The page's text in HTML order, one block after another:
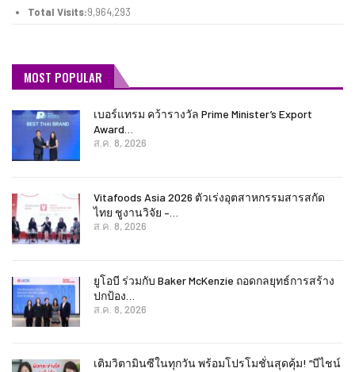
Total Visits:9,964,293
MOST POPULAR
เบอร์แทรม คว้ารางวัล Prime Minister’s Export
Award…
ส.ค. 8, 2026
Vitafoods Asia 2026 ตัวเร่งอุตสาหกรรมสารสกัด
ไทย ชูงานวิจัย –…
ส.ค. 8, 2026
ยูโอบี ร่วมกับ Baker McKenzie ถอดกลยุทธ์การสร้าง
ปกป้อง…
ส.ค. 8, 2026
เติมวิตามินซีในทุกวัน พร้อมโปรโมชั่นสุดคุ้ม! “บีไชน์